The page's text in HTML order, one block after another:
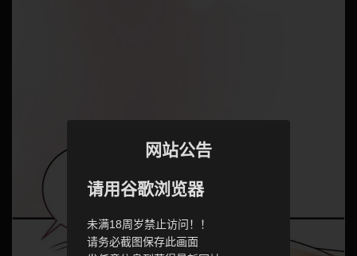
网站公告
请用谷歌浏览器
未满18周岁禁止访问！！
请务必截图保存此画面